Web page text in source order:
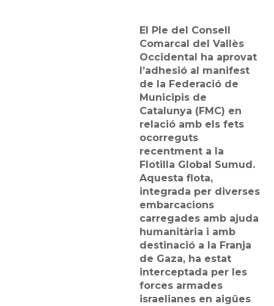
El Ple del Consell
Comarcal del Vallès
Occidental ha aprovat
l’adhesió al manifest
de la Federació de
Municipis de
Catalunya (FMC) en
relació amb els fets
ocorreguts
recentment a la
Flotilla Global Sumud.
Aquesta flota,
integrada per diverses
embarcacions
carregades amb ajuda
humanitària i amb
destinació a la Franja
de Gaza, ha estat
interceptada per les
forces armades
israelianes en aigües